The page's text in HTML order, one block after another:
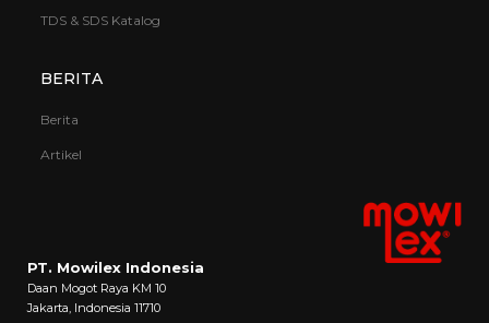
TDS & SDS Katalog
BERITA
Berita
Artikel
PT. Mowilex Indonesia
Daan Mogot Raya KM 10
Jakarta, Indonesia 11710